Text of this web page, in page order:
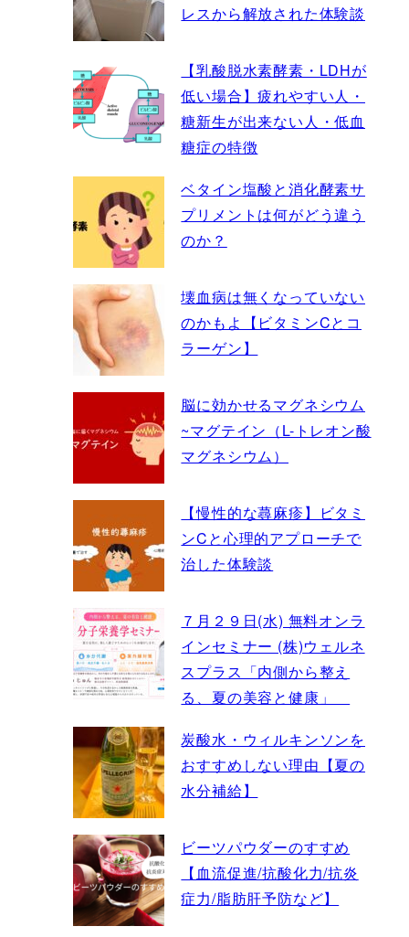
レスから解放された体験談
【乳酸脱水素酵素・LDHが
低い場合】疲れやすい人・
糖新生が出来ない人・低血
糖症の特徴
ベタイン塩酸と消化酵素サ
プリメントは何がどう違う
のか？
壊血病は無くなっていない
のかもよ【ビタミンCとコ
ラーゲン】
脳に効かせるマグネシウム
~マグテイン（L-トレオン酸
マグネシウム）
【慢性的な蕁麻疹】ビタミ
ンCと心理的アプローチで
治した体験談
７月２９日(水) 無料オンラ
インセミナー (株)ウェルネ
スプラス「内側から整え
る、夏の美容と健康」
炭酸水・ウィルキンソンを
おすすめしない理由【夏の
水分補給】
ビーツパウダーのすすめ
【血流促進/抗酸化力/抗炎
症力/脂肪肝予防など】